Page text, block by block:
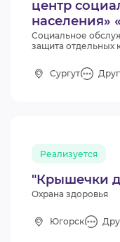
центр
населения»
Социальное
защита отдельных
Сургут
"Крышечки
Реализуется
Охрана здоровья
Югорск